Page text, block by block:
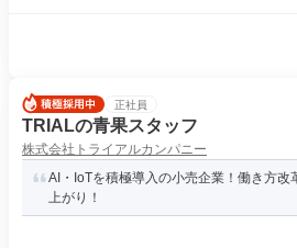
正社員
TRIALの青果スタッフ
株式会社トライアルカンパニー
AI・IoTを積極導入の小売企業！働き方改
上がり！